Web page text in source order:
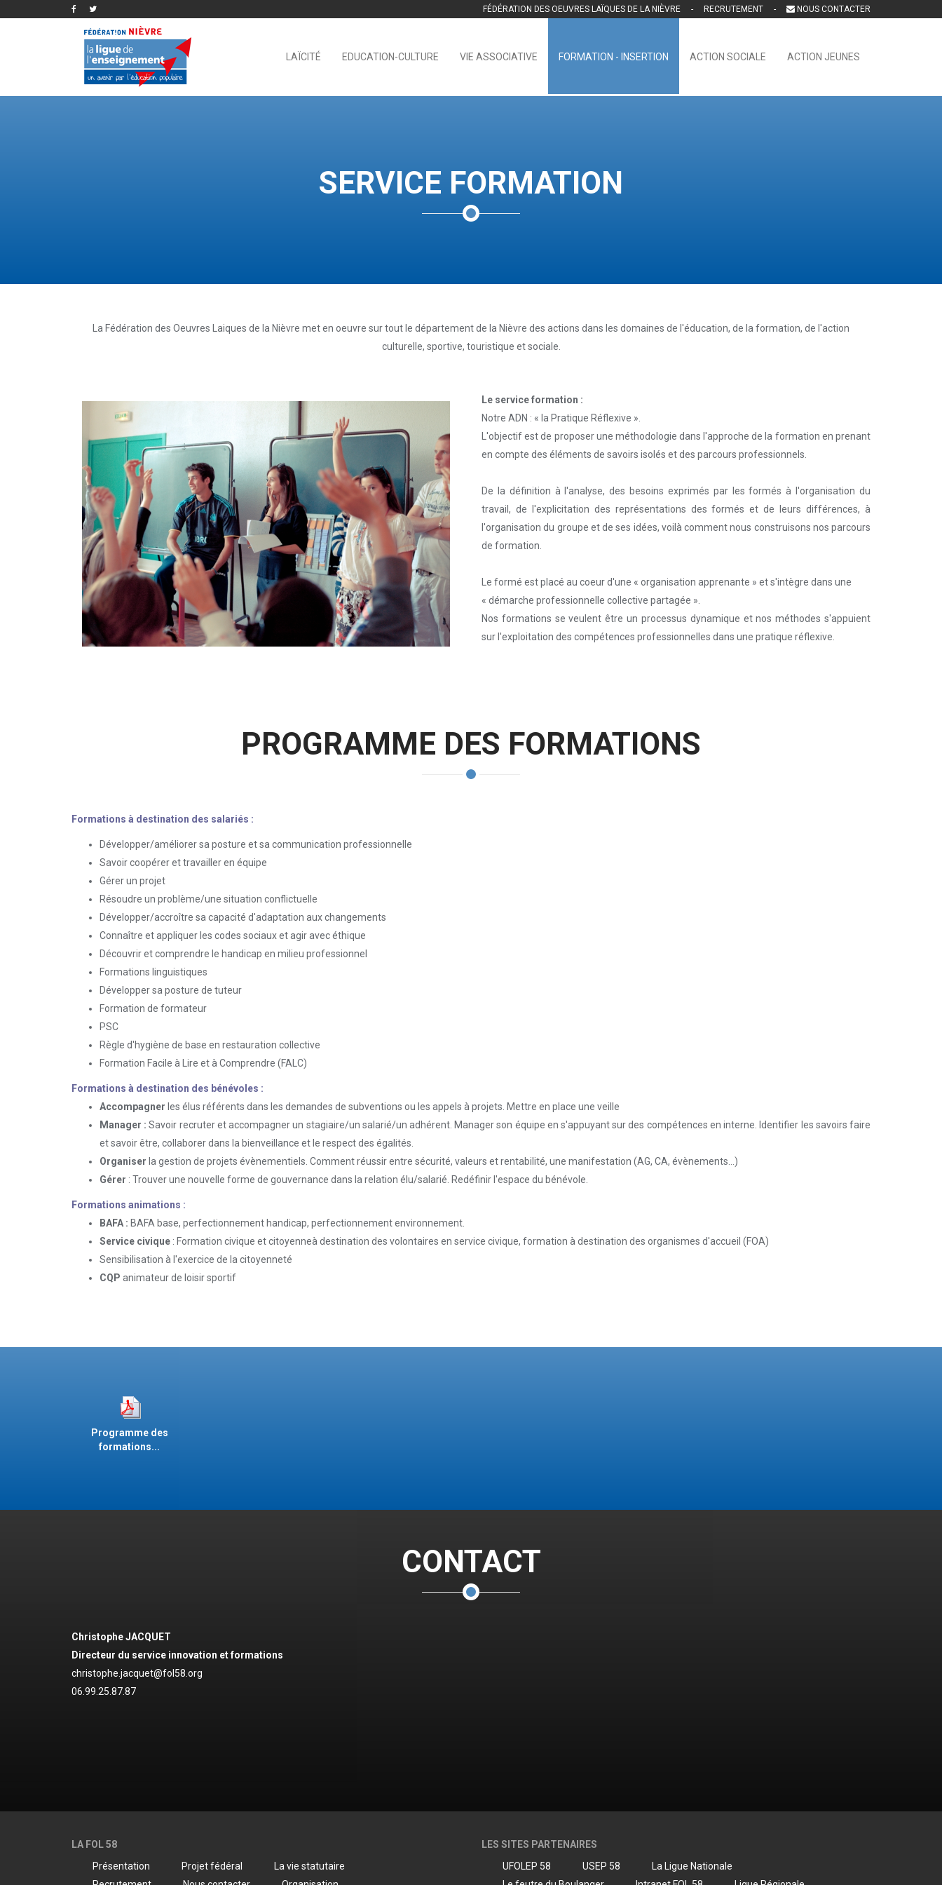
FÉDÉRATION DES OEUVRES LAÏQUES DE LA NIÈVRE - RECRUTEMENT - NOUS CONTACTER
LAÏCITÉ EDUCATION-CULTURE VIE ASSOCIATIVE FORMATION - INSERTION ACTION SOCIALE ACTION JEUNES
SERVICE FORMATION
La Fédération des Oeuvres Laiques de la Nièvre met en oeuvre sur tout le département de la Nièvre des actions dans les domaines de l'éducation, de la formation, de l'action
culturelle, sportive, touristique et sociale.
Le service formation :
Notre ADN : « la Pratique Réflexive ».
L'objectif est de proposer une méthodologie dans l'approche de la formation en prenant
en compte des éléments de savoirs isolés et des parcours professionnels.
De la définition à l'analyse, des besoins exprimés par les formés à l'organisation du
travail, de l'explicitation des représentations des formés et de leurs différences, à
l'organisation du groupe et de ses idées, voilà comment nous construisons nos parcours
de formation.
Le formé est placé au coeur d'une « organisation apprenante » et s'intègre dans une
« démarche professionnelle collective partagée ».
Nos formations se veulent être un processus dynamique et nos méthodes s'appuient
sur l'exploitation des compétences professionnelles dans une pratique réflexive.
PROGRAMME DES FORMATIONS
Formations à destination des salariés :
Développer/améliorer sa posture et sa communication professionnelle
Savoir coopérer et travailler en équipe
Gérer un projet
Résoudre un problème/une situation conflictuelle
Développer/accroître sa capacité d'adaptation aux changements
Connaître et appliquer les codes sociaux et agir avec éthique
Découvrir et comprendre le handicap en milieu professionnel
Formations linguistiques
Développer sa posture de tuteur
Formation de formateur
PSC
Règle d'hygiène de base en restauration collective
Formation Facile à Lire et à Comprendre (FALC)
Formations à destination des bénévoles :
Accompagner les élus référents dans les demandes de subventions ou les appels à projets. Mettre en place une veille
Manager :Savoir recruter et accompagner un stagiaire/un salarié/un adhérent. Manager son équipe en s'appuyant sur des compétences en interne. Identifier les savoirs faire
et savoir être, collaborer dans la bienveillance et le respect des égalités.
Organiser la gestion de projets évènementiels. Comment réussir entre sécurité, valeurs et rentabilité, une manifestation (AG, CA, évènements...)
Gérer : Trouver une nouvelle forme de gouvernance dans la relation élu/salarié. Redéfinir l'espace du bénévole.
Formations animations :
BAFA : BAFA base, perfectionnement handicap, perfectionnement environnement.
Service civique : Formation civique et citoyenneà destination des volontaires en service civique, formation à destination des organismes d'accueil (FOA)
Sensibilisation à l'exercice de la citoyenneté
CQP animateur de loisir sportif
Programme des
formations...
CONTACT
Christophe JACQUET
Directeur du service innovation et formations
christophe.jacquet@fol58.org
06.99.25.87.87
LA FOL 58
Présentation
Projet fédéral
La vie statutaire
LES SITES PARTENAIRES
UFOLEP 58
USEP 58
La Ligue Nationale